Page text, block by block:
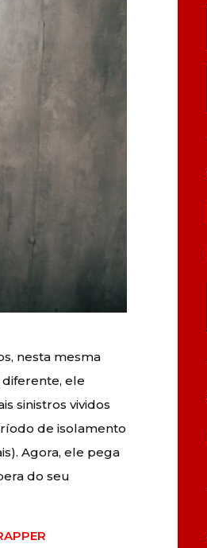
nesta mesma
diferente, ele
sinistros vividos
de isolamento
Agora, ele pega
do seu